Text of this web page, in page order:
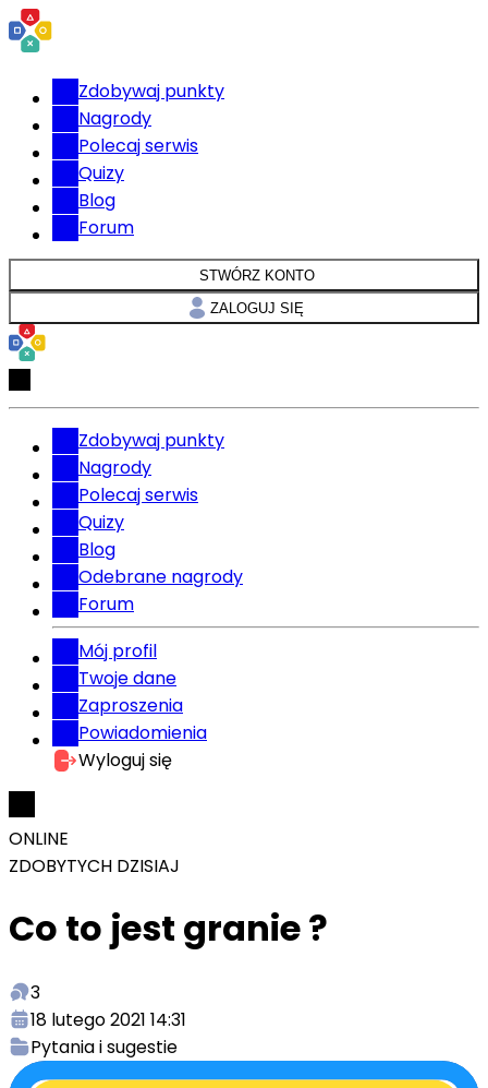
Zdobywaj punkty
Nagrody
Polecaj serwis
Quizy
Blog
Forum
STWÓRZ KONTO
ZALOGUJ SIĘ
Zdobywaj punkty
Nagrody
Polecaj serwis
Quizy
Blog
Odebrane nagrody
Forum
Mój profil
Twoje dane
Zaproszenia
Powiadomienia
Wyloguj się
ONLINE
ZDOBYTYCH DZISIAJ
Co to jest granie ?
3
18 lutego 2021 14:31
Pytania i sugestie